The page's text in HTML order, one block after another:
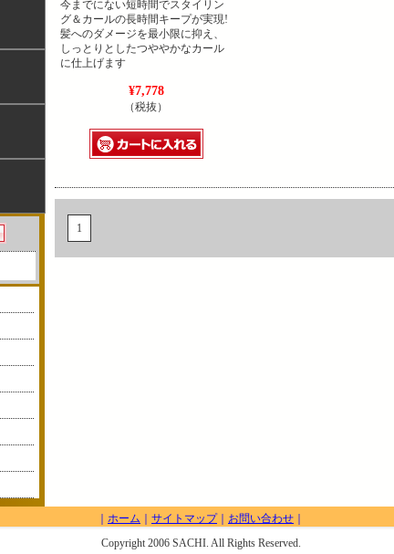
今までにない短時間でスタイリン
グ＆カールの長時間キープが実現!
髪へのダメージを最小限に抑え、
しっとりとしたつややかなカール
に仕上げます
¥7,778
（税抜）
1
ホーム サイトマップ｜ お問い合わせ
Copyright 2006 SACHI. All Rights Reserved.